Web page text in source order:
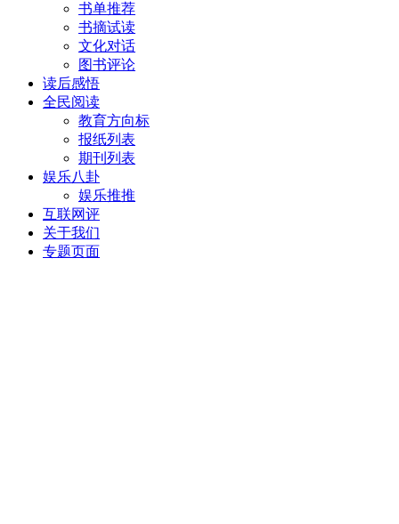
书单推荐
书摘试读
文化对话
图书评论
读后感悟
全民阅读
教育方向标
报纸列表
期刊列表
娱乐八卦
娱乐推推
互联网评
关于我们
专题页面